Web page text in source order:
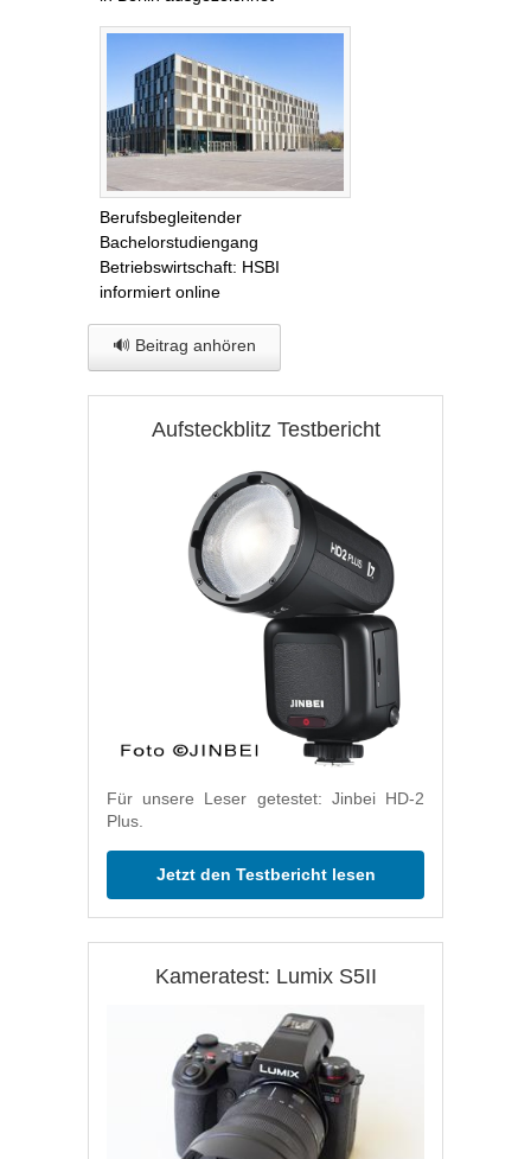
Berufsbegleitender
Bachelorstudiengang
Betriebswirtschaft: HSBI
informiert online
🔊 Beitrag anhören
Aufsteckblitz Testbericht
Für unsere Leser getestet: Jinbei HD-2
Plus.
Jetzt den Testbericht lesen
Kameratest: Lumix S5II